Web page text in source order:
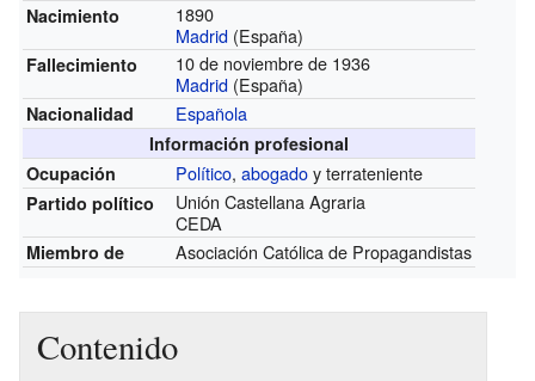
Nacimiento
1890
Madrid (España)
Fallecimiento
10 de noviembre de 1936
Madrid (España)
Nacionalidad Española
Información profesional
Ocupación
Político,abogadoy terrateniente
Partido político
Unión Castellana Agraria
CEDA
Miembro de Asociación Católica de Propagandistas
Contenido